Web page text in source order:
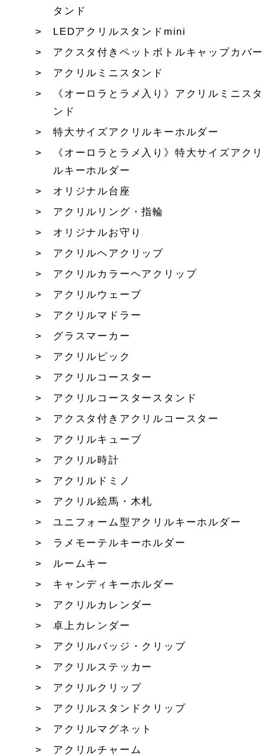
タンド
LEDアクリルスタンドmini
アクスタ付きペットボトルキャップカバー
アクリルミニスタンド
《オーロラとラメ入り》アクリルミニスタ
ンド
特大サイズアクリルキーホルダー
《オーロラとラメ入り》特大サイズアクリ
ルキーホルダー
オリジナル台座
アクリルリング・指輪
オリジナルお守り
アクリルヘアクリップ
アクリルカラーヘアクリップ
アクリルウェーブ
アクリルマドラー
グラスマーカー
アクリルピック
アクリルコースター
アクリルコースタースタンド
アクスタ付きアクリルコースター
アクリルキューブ
アクリル時計
アクリルドミノ
アクリル絵馬・木札
ユニフォーム型アクリルキーホルダー
ラメモーテルキーホルダー
ルームキー
キャンディキーホルダー
アクリルカレンダー
卓上カレンダー
アクリルバッジ・クリップ
アクリルステッカー
アクリルクリップ
アクリルスタンドクリップ
アクリルマグネット
アクリルチャーム